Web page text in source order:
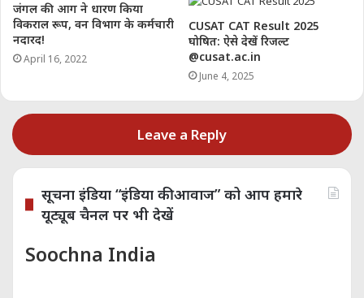
maharashtra palghar crime news in hindi
mumbai hindi news
mumbai news in hindi
palghar news
जंगल की आग ने धारण किया
विकराल रूप, वन विभाग के कर्मचारी
नदारद!
April 16, 2022
CUSAT CAT Result 2025
घोषित: ऐसे देखें रिजल्ट
@cusat.ac.in
June 4, 2025
Leave a Reply
सूचना इंडिया “इंडिया की आवाज” को आप हमारे
यूट्यूब चैनल पर भी देखें
Soochna India